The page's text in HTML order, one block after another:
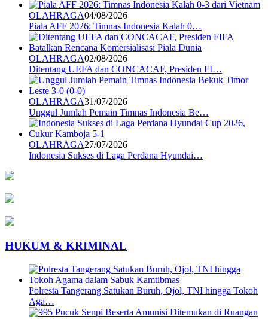
OLAHRAGA04/08/2026
Piala AFF 2026: Timnas Indonesia Kalah 0…
OLAHRAGA02/08/2026
Ditentang UEFA dan CONCACAF, Presiden FI…
OLAHRAGA31/07/2026
Unggul Jumlah Pemain Timnas Indonesia Be…
OLAHRAGA27/07/2026
Indonesia Sukses di Laga Perdana Hyundai…
HUKUM & KRIMINAL
Polresta Tangerang Satukan Buruh, Ojol, TNI hingga Tokoh
Aga…